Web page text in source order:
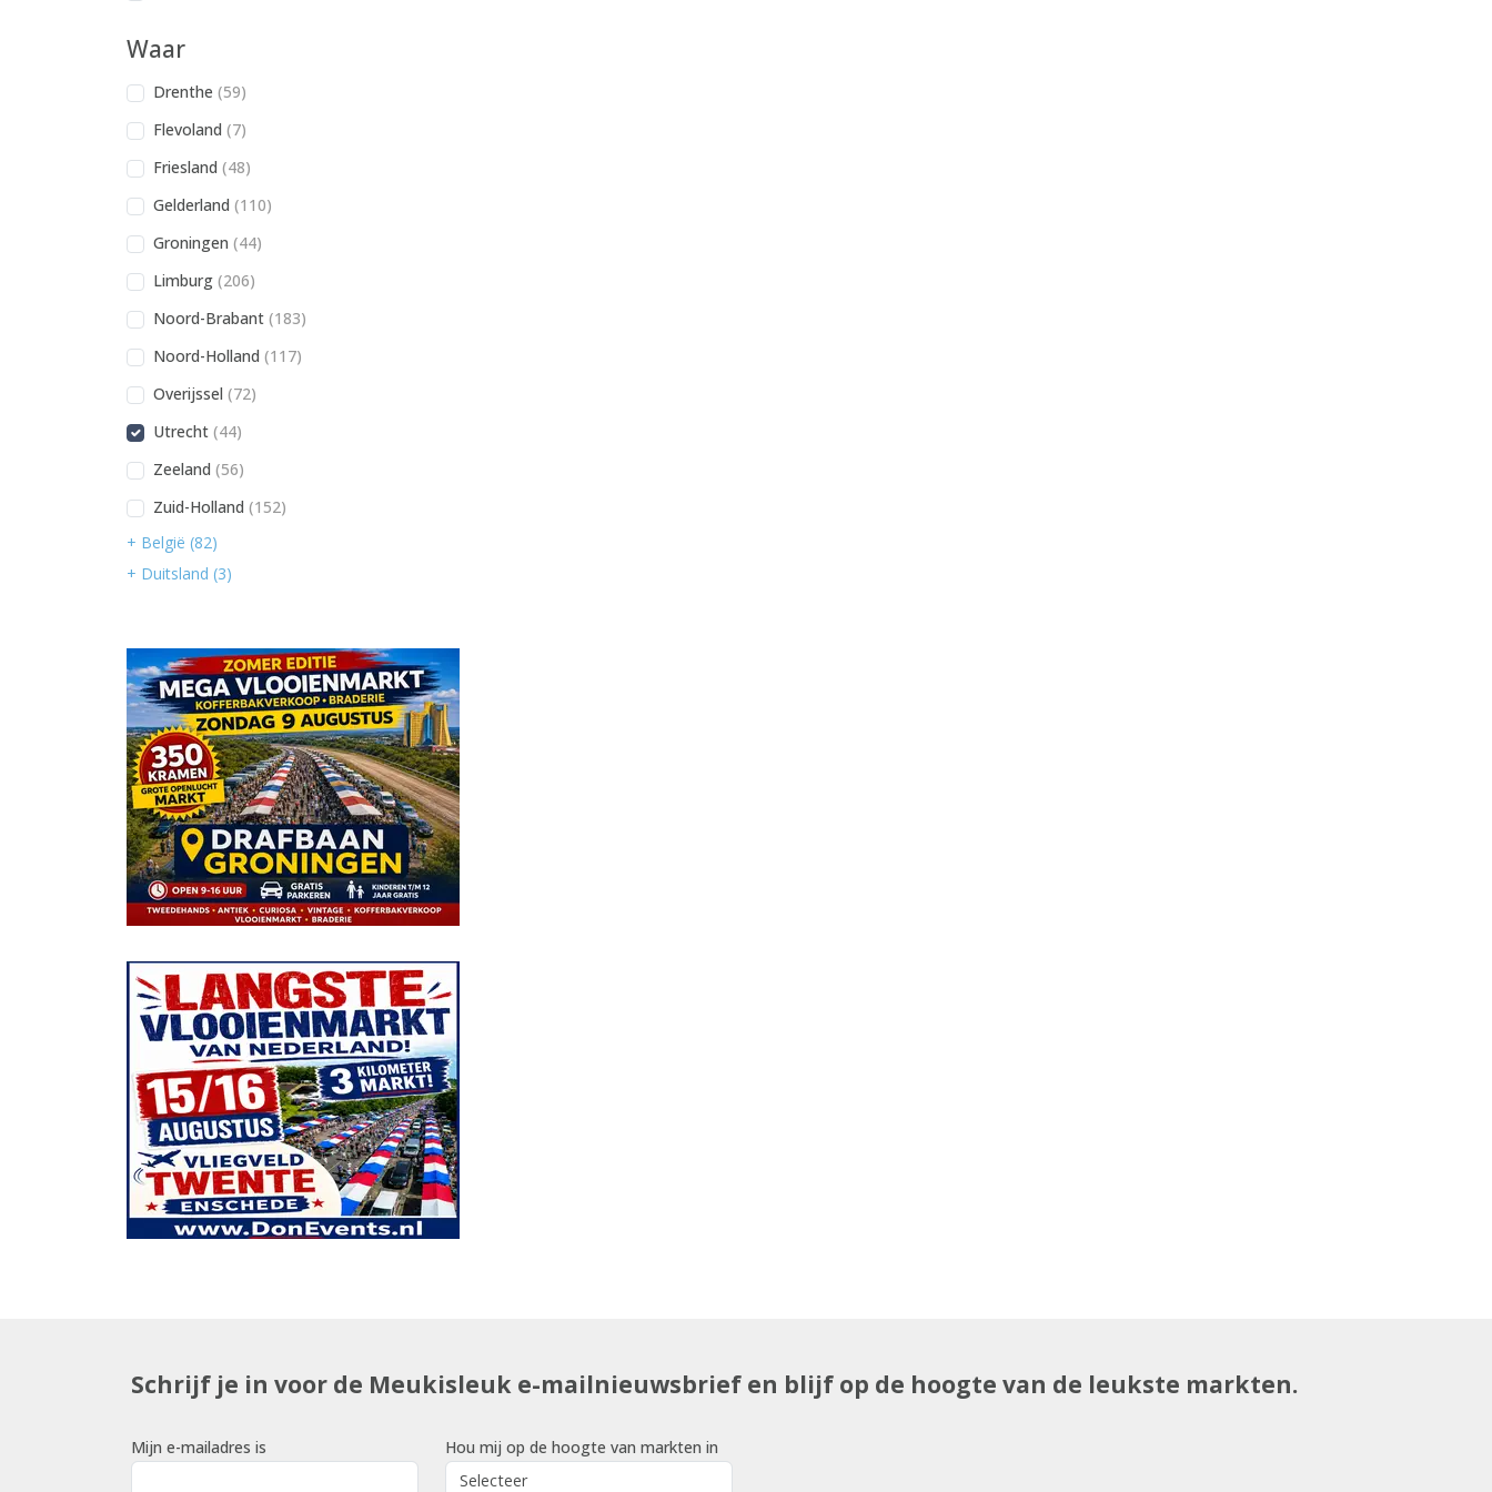
Waar
Drenthe (59)
Flevoland (7)
Friesland (48)
Gelderland (110)
Groningen (44)
Limburg (206)
Noord-Brabant (183)
Noord-Holland (117)
Overijssel (72)
Utrecht (44)
Zeeland (56)
Zuid-Holland (152)
+ België (82)
+ Duitsland (3)
Schrijf je in voor de Meukisleuk e-mailnieuwsbrief en blijf op de hoogte van de leukste markten.
Mijn e-mailadres is Hou mij op de hoogte van markten in